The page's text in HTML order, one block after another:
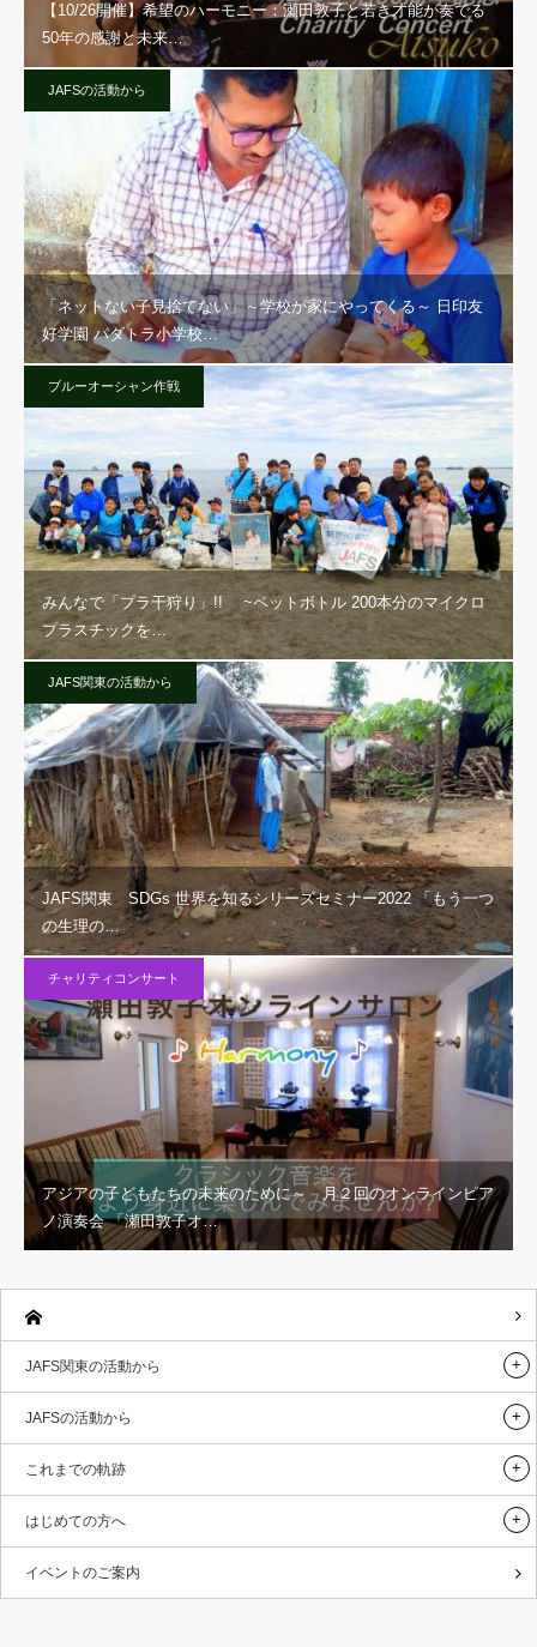
【10/26開催】希望のハーモニー：瀬田敦子と若き才能が奏でる
50年の感謝と未来…
JAFSの活動から
「ネットない子見捨てない」～学校が家にやってくる～ 日印友
好学園 パダトラ小学校…
ブルーオーシャン作戦
みんなで「プラ干狩り」!! ~ペットボトル 200本分のマイクロ
プラスチックを…
JAFS関東の活動から
JAFS関東 SDGs 世界を知るシリーズセミナー2022 「もう一つ
の生理の…
チャリティコンサート
アジアの子どもたちの未来のために～ 月２回のオンラインピア
ノ演奏会 「瀬田敦子オ…
JAFS関東の活動から
JAFSの活動から
これまでの軌跡
はじめての方へ
イベントのご案内